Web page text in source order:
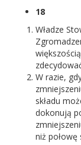
18
Władze
W razie,
składu
dokonują
niż połowę